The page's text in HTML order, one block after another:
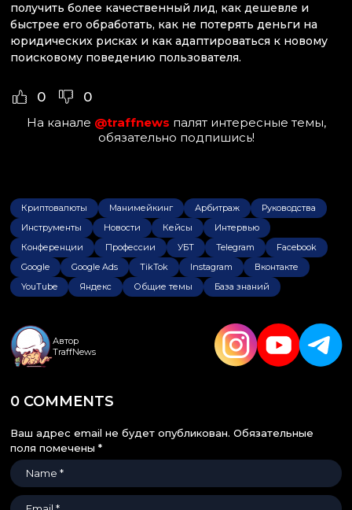
получить более качественный лид, как дешевле и
быстрее его обработать, как не потерять деньги на
юридических рисках и как адаптироваться к новому
поисковому поведению пользователя.
0 0
На канале @traffnews палят интересные темы,
обязательно подпишись!
Криптовалюты Манимейкинг Арбитраж
Руководства
Инструменты
Новости Кейсы
Интервью
Конференции
Профессии УБТ Telegram
Facebook
Google
Google Ads TikTok Instagram
Вконтакте
YouTube
Яндекс Общие темы База знаний
Автор
TraffNews
0 COMMENTS
Ваш адрес email не будет опубликован. Обязательные
поля помечены *